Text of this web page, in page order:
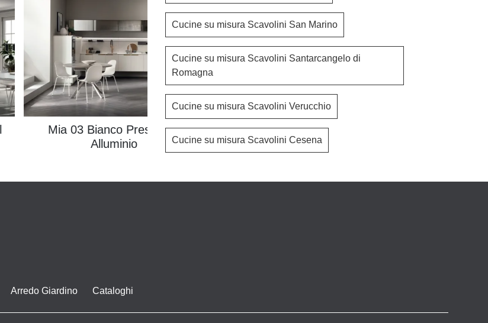
Mia 03 Bianco Prestige e
Alluminio
Lumina 02
Cucine su misura Scavolini San Marino
Cucine su misura Scavolini Santarcangelo di
Romagna
Cucine su misura Scavolini Verucchio
Cucine su misura Scavolini Cesena
Arredo Giardino Cataloghi